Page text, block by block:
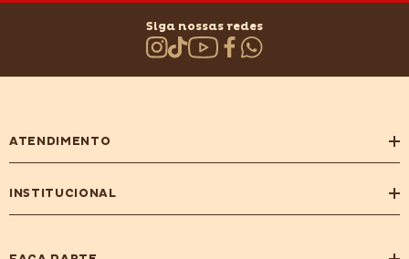
Siga nossas redes
ATENDIMENTO
INSTITUCIONAL